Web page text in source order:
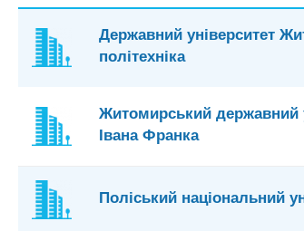
Державний університет
політехніка
Житомирський державний
Івана Франка
Поліський національний